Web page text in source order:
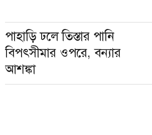
পাহাড়ি ঢলে তিস্তার পানি
বিপৎসীমার ওপরে, বন্যার
আশঙ্কা